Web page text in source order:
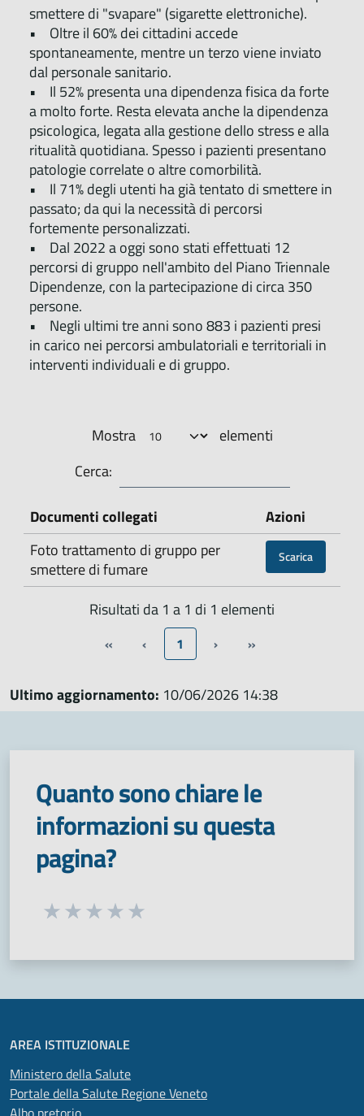
smettere di "svapare" (sigarette elettroniche).
• Oltre il 60% dei cittadini accede
spontaneamente, mentre un terzo viene inviato
dal personale sanitario.
• Il 52% presenta una dipendenza fisica da forte
a molto forte. Resta elevata anche la dipendenza
psicologica, legata alla gestione dello stress e alla
ritualità quotidiana. Spesso i pazienti presentano
patologie correlate o altre comorbilità.
• Il 71% degli utenti ha già tentato di smettere in
passato; da qui la necessità di percorsi
fortemente personalizzati.
• Dal 2022 a oggi sono stati effettuati 12
percorsi di gruppo nell'ambito del Piano Triennale
Dipendenze, con la partecipazione di circa 350
persone.
• Negli ultimi tre anni sono 883 i pazienti presi
in carico nei percorsi ambulatoriali e territoriali in
interventi individuali e di gruppo.
Mostra
elementi
Cerca:
Documenti collegati
Azioni
Foto trattamento di gruppo per
smettere di fumare
Scarica
Risultati da 1 a 1 di 1 elementi
« ‹ 1 › »
Ultimo aggiornamento: 10/06/2026 14:38
Quanto sono chiare le
informazioni su questa
pagina?
Seleziona una valutazione da 1 a 5 stelle
AREA ISTITUZIONALE
Ministero della Salute
Portale della Salute Regione Veneto